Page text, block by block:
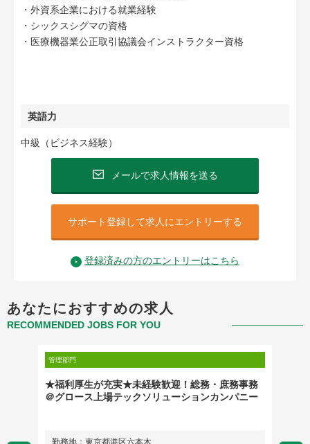
・外資系企業における就業経験
・シックスシグマの資格
・医療機器業公正取引協議会インストラクター資格
英語力
中級（ビジネス経験）
メールで求人情報を送る
サポート登録して求人にエントリーする
登録済みの方のエントリーはこちら
あなたにおすすめの求人
RECOMMENDED JOBS FOR YOU
ラス
管理部門
★福利厚生が充実★未経験歓迎！総務・庶務事務
＠グロース上場テックソリューションカンパニー
勤務地：東京都港区六本木
勤務